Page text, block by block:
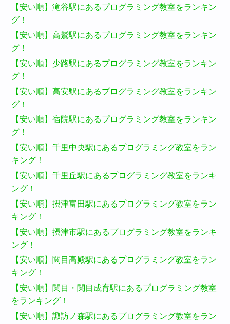
【安い順】滝谷駅にあるプログラミング教室をランキン
グ！
【安い順】高鷲駅にあるプログラミング教室をランキン
グ！
【安い順】少路駅にあるプログラミング教室をランキン
グ！
【安い順】高安駅にあるプログラミング教室をランキン
グ！
【安い順】宿院駅にあるプログラミング教室をランキン
グ！
【安い順】千里中央駅にあるプログラミング教室をラン
キング！
【安い順】千里丘駅にあるプログラミング教室をランキ
ング！
【安い順】摂津富田駅にあるプログラミング教室をラン
キング！
【安い順】摂津市駅にあるプログラミング教室をランキ
ング！
【安い順】関目高殿駅にあるプログラミング教室をラン
キング！
【安い順】関目・関目成育駅にあるプログラミング教室
をランキング！
【安い順】諏訪ノ森駅にあるプログラミング教室をラン